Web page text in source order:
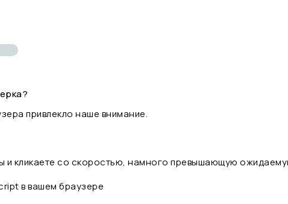
привлекло наше внимание.
и кликаете со скоростью, намного превышающую
в вашем браузере